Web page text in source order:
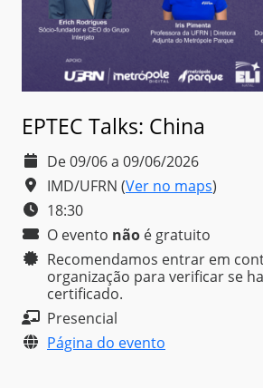
EPTEC Talks: China
De 09/06 a 09/06/2026
IMD/UFRN (Ver no maps)
18:30
O evento não é gratuito
Recomendamos entrar em
organização para verificar se
certificado.
Presencial
Página do evento